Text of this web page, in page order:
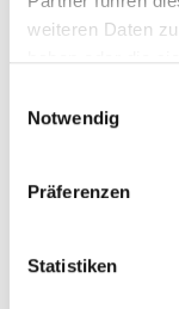
weiteren Daten
Notwendig
Präferenzen
Statistiken
Kontakt